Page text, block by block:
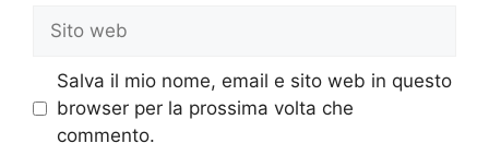
Sito
web
Salva il mio nome, email e sito web in questo
browser per la prossima volta che
commento.